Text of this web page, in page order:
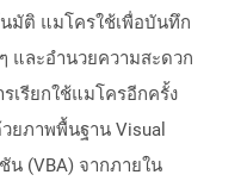
มัติ แมโครใช้เพื่อบันทึก
และอำนวยความสะดวก
เรียกใช้แมโครอีกครั้ง
ยภาพพื้นฐาน Visual
น (VBA) จากภายใน